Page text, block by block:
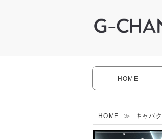
HOME
HOME ≫ キャバ